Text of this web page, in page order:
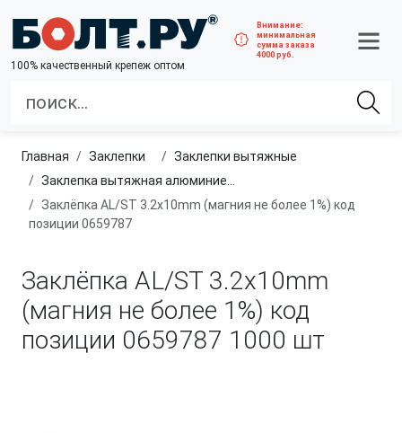
100% качественный крепеж оптом
Внимание:
минимальная
сумма заказа
4000 руб.
Главная заклепки
Заклепки вытяжные
Заклепка вытяжная алюминиевые
Заклёпка AL/ST 3.2x10mm (магния не более 1%) код
позиции 0659787
Заклёпка AL/ST 3.2x10mm
(магния не более 1%) код
позиции 0659787 1000 шт